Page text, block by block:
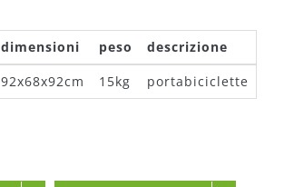
dimensioni peso
descrizione
92x68x92cm 15kg portabiciclette